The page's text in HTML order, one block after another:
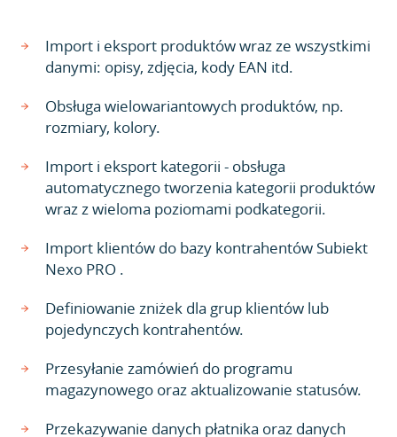
Import i eksport produktów wraz ze wszystkimi
danymi: opisy, zdjęcia, kody EAN itd.
Obsługa wielowariantowych produktów, np.
rozmiary, kolory.
Import i eksport kategorii - obsługa
automatycznego tworzenia kategorii produktów
wraz z wieloma poziomami podkategorii.
Import klientów do bazy kontrahentów Subiekt
Nexo PRO .
Definiowanie zniżek dla grup klientów lub
pojedynczych kontrahentów.
Przesyłanie zamówień do programu
magazynowego oraz aktualizowanie statusów.
Przekazywanie danych płatnika oraz danych